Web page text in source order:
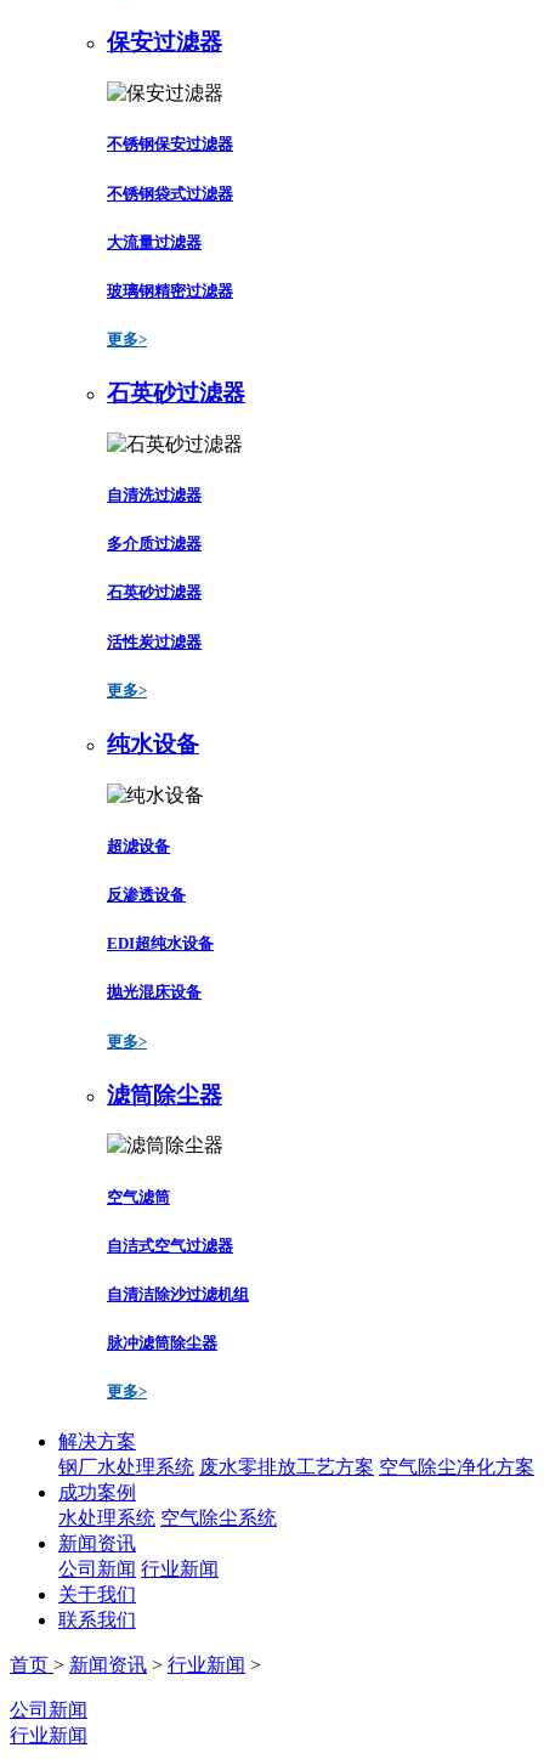
保安过滤器
不锈钢保安过滤器
不锈钢袋式过滤器
大流量过滤器
玻璃钢精密过滤器
更多>
石英砂过滤器
自清洗过滤器
多介质过滤器
石英砂过滤器
活性炭过滤器
更多>
纯水设备
超滤设备
反渗透设备
EDI超纯水设备
抛光混床设备
更多>
滤筒除尘器
空气滤筒
自洁式空气过滤器
自清洁除沙过滤机组
脉冲滤筒除尘器
更多>
解决方案
钢厂水处理系统 废水零排放工艺方案 空气除尘净化方案
成功案例
水处理系统 空气除尘系统
新闻资讯
公司新闻 行业新闻
关于我们
联系我们
首页 > 新闻资讯 > 行业新闻 >
公司新闻
行业新闻